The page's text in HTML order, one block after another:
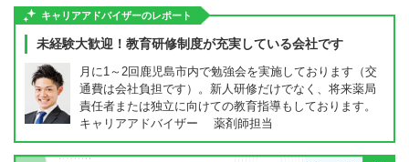
キャリアアドバイザーのレポート
未経験大歓迎！教育研修制度が充実している会社です
月に1～2回鹿児島市内で勉強会を実施しております（交
通費は会社負担です）。新人研修だけでなく、将来薬局
責任者または独立に向けての教育指導もしております。
キャリアアドバイザー 薬剤師担当